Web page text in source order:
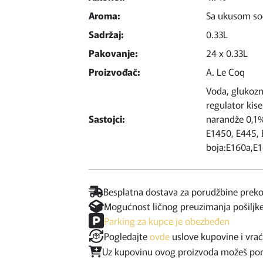
Aroma:
Sa ukusom
Sadržaj:
0.33L
Pakovanje:
24 x 0.33L
Proizvođač:
A. Le Coq
Sastojci:
Voda,
regulator
narandže
E1450,
Besplatna dostava za porudžbine
Mogućnost ličnog preuzimanja
Parking za kupce je obezbeđen
Pogledajteovde uslove kupovine i
Uz kupovinu ovog proizvoda možeš